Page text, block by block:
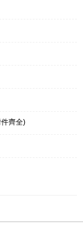
齊全)